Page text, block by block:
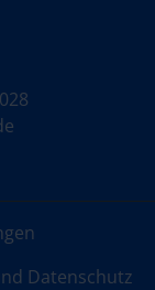
Datenschutz